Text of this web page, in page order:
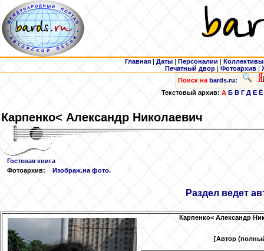
Главная | Даты | Персоналии | Коллективы
Печатный двор |Фотоархив |
Поиск на bards.ru:
Текстовый архив:А Б В Г Д Е Ё
Карпенко< Александр Николаевич
Гостевая книга
Фотоархив:
Изображ.на фото.
Раздел ведет
Карпенко< Александр
[Автор